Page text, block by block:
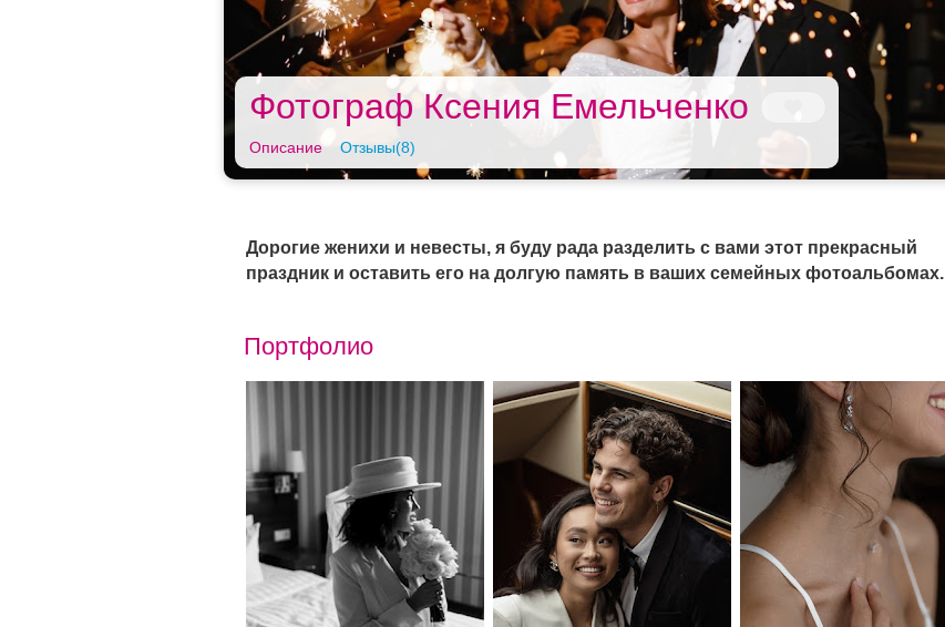
Фотограф Ксения Емельченко
Описание Отзывы(8)
Дорогие женихи и невесты, я буду рада разделить с вами этот прекрасный
праздник и оставить его на долгую память в ваших семейных фотоальбомах.
Портфолио